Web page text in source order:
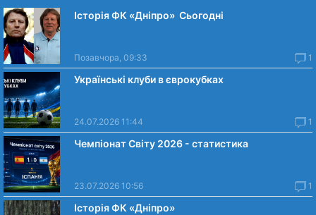
Історія ФК «Дніпро» Сьогодні
Позавчора, 09:33 1
Українські клуби в єврокубках
24.07.2026 11:44 1
Чемпіонат Світу 2026 - статистика
23.07.2026 10:56 1
Історія ФК «Дніпро»